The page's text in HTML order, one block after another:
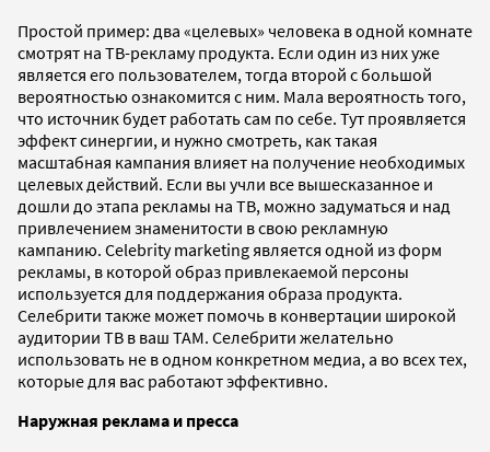
Простой пример: два «целевых» человека в одной комнате
смотрят на ТВ-рекламу продукта. Если один из них уже
является его пользователем, тогда второй с большой
вероятностью ознакомится с ним. Мала вероятность того,
что источник будет работать сам по себе. Тут проявляется
эффект синергии, и нужно смотреть, как такая
масштабная кампания влияет на получение необходимых
целевых действий. Если вы учли все вышесказанное и
дошли до этапа рекламы на ТВ, можно задуматься и над
привлечением знаменитости в свою рекламную
кампанию. Celebrity marketing является одной из форм
рекламы, в которой образ привлекаемой персоны
используется для поддержания образа продукта.
Селебрити также может помочь в конвертации широкой
аудитории ТВ в ваш TAM. Селебрити желательно
использовать не в одном конкретном медиа, а во всех тех,
которые для вас работают эффективно.
Наружная реклама и пресса